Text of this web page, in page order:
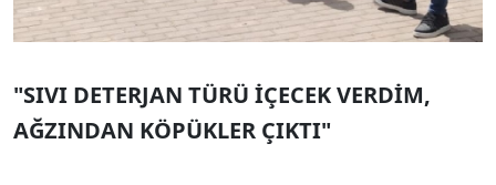
"SIVI DETERJAN TÜRÜ İÇECEK VERDİM,
AĞZINDAN KÖPÜKLER ÇIKTI"